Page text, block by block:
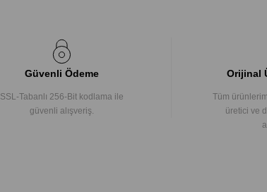
Güvenli Ödeme
SSL-Tabanlı 256-Bit kodlama ile
güvenli alışveriş.
Orijinal
Tüm
üretici ve